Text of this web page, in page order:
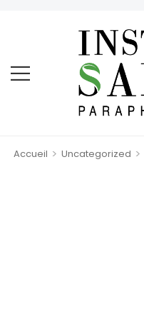
Accueil > Uncategorized >